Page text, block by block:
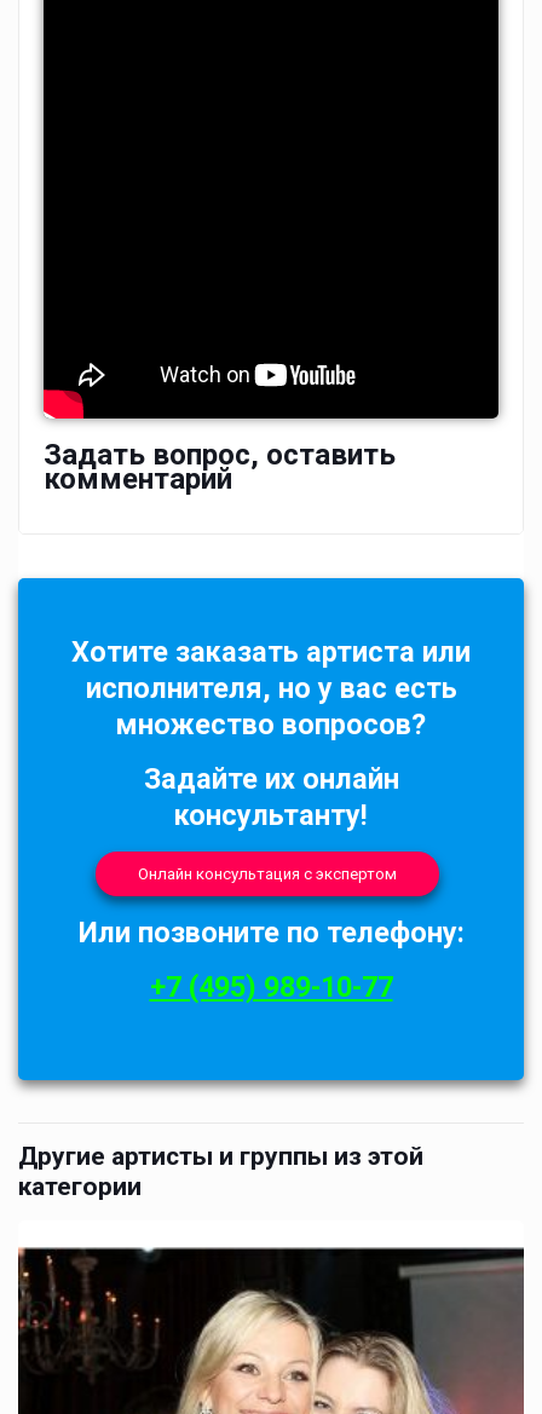
Задать вопрос, оставить
комментарий
Хотите заказать артиста или
исполнителя, но у вас есть
множество вопросов?
Задайте их онлайн
консультанту!
Онлайн консультация с экспертом
Или позвоните по телефону:
+7 (495) 989-10-77
Другие артисты и группы из этой
категории